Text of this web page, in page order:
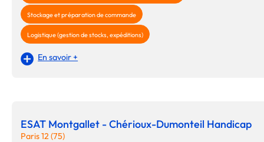
Stockage et préparation de commande
Logistique (gestion de stocks, expéditions)
En savoir +
ESAT Montgallet - Chérioux-Dumonteil Handicap
Paris 12 (75)